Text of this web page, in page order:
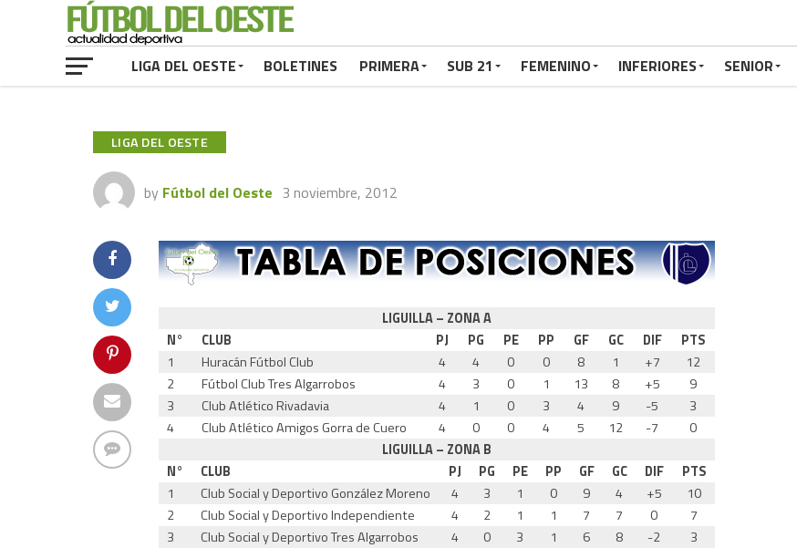
LIGA DEL OESTE BOLETINES PRIMERA SUB 21 FEMENINO INFERIORES SENIOR
LIGA DEL OESTE
by Fútbol del Oeste 3 noviembre, 2012
LIGUILLA – ZONA A
N°
CLUB PJ PG PE PP GF GC DIF
PTS
1
Huracán Fútbol Club 4 4 0 0 8 1 +7
12
2
Fútbol Club Tres Algarrobos 4 3 0 1 13 8 +5
9
3
Club Atlético Rivadavia 4 1 0 3 4 9 -5
3
4
Club Atlético Amigos Gorra de Cuero 4 0 0 4 5 12 -7
0
LIGUILLA – ZONA B
N°
CLUB PJ PG PE PP GF GC DIF
PTS
1
Club Social y Deportivo González Moreno 4 3 1 0 9 4 +5
10
2
Club Social y Deportivo Independiente 4 2 1 1 7 7 0
7
3
Club Social y Deportivo Tres Algarrobos 4 0 3 1 6 8 -2
3